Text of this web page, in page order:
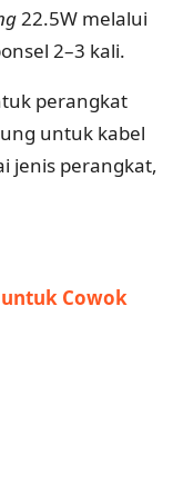
22.5W melalui
2–3 kali.
perangkat
untuk kabel
jenis perangkat,
untuk Cowok